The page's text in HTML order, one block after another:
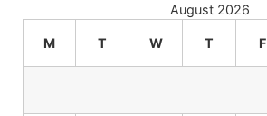
August 2026
M T W T F